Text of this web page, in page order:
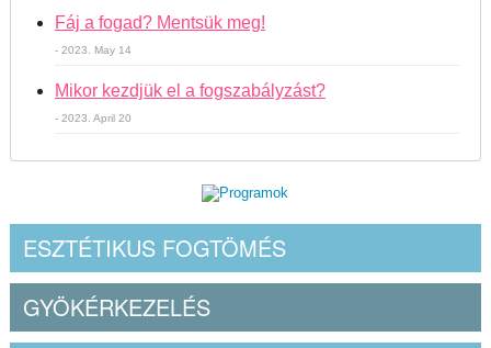
Fáj a fogad? Mentsük meg!
- 2023. May 14
Mikor kezdjük el a fogszabályzást?
- 2023. April 20
ESZTÉTIKUS FOGTÖMÉS
GYÖKÉRKEZELÉS